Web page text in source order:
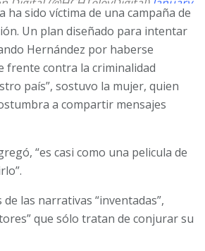
ha sido víctima de una campaña de
Un plan diseñado para intentar
Hernández por haberse
frente contra la criminalidad
país”, sostuvo la mujer, quien
a compartir mensajes
“es casi como una pelicula de
las narrativas “inventadas”,
que sólo tratan de conjurar su